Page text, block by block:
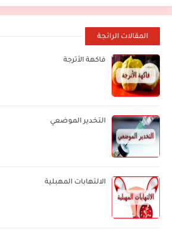
المقالات الرائجة
فاكهة الأترجة
التخدير الموضعي
الالتهابات المهبلية